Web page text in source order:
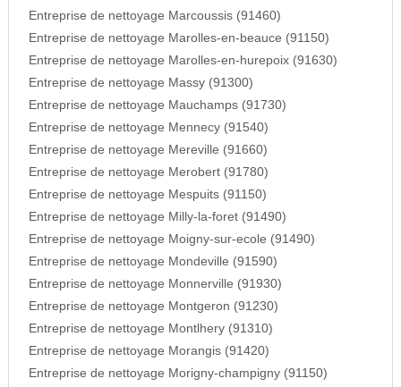
Entreprise de nettoyage Marcoussis (91460)
Entreprise de nettoyage Marolles-en-beauce (91150)
Entreprise de nettoyage Marolles-en-hurepoix (91630)
Entreprise de nettoyage Massy (91300)
Entreprise de nettoyage Mauchamps (91730)
Entreprise de nettoyage Mennecy (91540)
Entreprise de nettoyage Mereville (91660)
Entreprise de nettoyage Merobert (91780)
Entreprise de nettoyage Mespuits (91150)
Entreprise de nettoyage Milly-la-foret (91490)
Entreprise de nettoyage Moigny-sur-ecole (91490)
Entreprise de nettoyage Mondeville (91590)
Entreprise de nettoyage Monnerville (91930)
Entreprise de nettoyage Montgeron (91230)
Entreprise de nettoyage Montlhery (91310)
Entreprise de nettoyage Morangis (91420)
Entreprise de nettoyage Morigny-champigny (91150)